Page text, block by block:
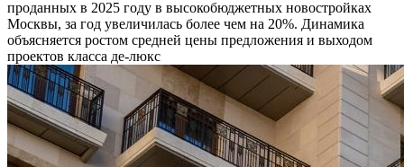
проданных в 2025 году в высокобюджетных новостройках
Москвы, за год увеличилась более чем на 20%. Динамика
объясняется ростом средней цены предложения и выходом
проектов класса де-люкс